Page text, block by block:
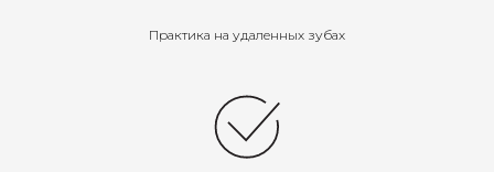
Практика на удаленных зубах